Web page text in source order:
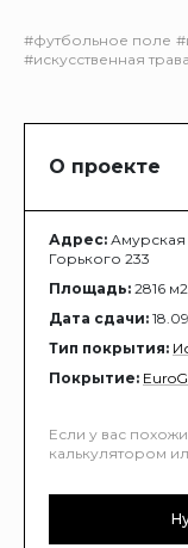
#футбольное поле
#искусственная трава
О проекте
Адрес: Амурская
Горького 233
Площадь: 2816 м2
Дата сдачи:
Тип покрытия:
Покрытие:
Если у вас
калькулятором